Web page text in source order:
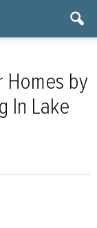
Homes by
In Lake